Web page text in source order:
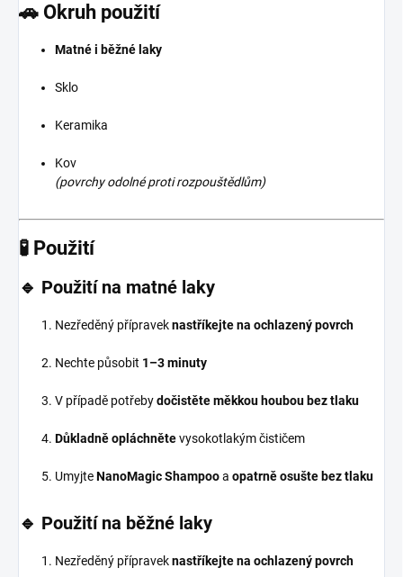
🚗 Okruh použití
Matné i běžné laky
Sklo
Keramika
Kov
(povrchy odolné proti rozpouštědlům)
🧪 Použití
🔹 Použití na matné laky
Nezředěný přípraveknastříkejte na ochlazený povrch
Nechte působit 1–3 minuty
V případě potřebydočistěte měkkou houbou bez tlaku
Důkladně opláchnětevysokotlakým čističem
UmyjteNanoMagic Shampooa opatrně osušte bez tlaku
🔹 Použití na běžné laky
Nezředěný přípraveknastříkejte na ochlazený povrch